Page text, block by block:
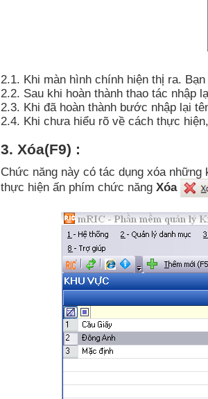
2.1. Khi màn hình chính hiện thị ra.
2.2. Sau khi hoàn thành thao tác nhập
2.3. Khi đã hoàn thành bước nhập lại
2.4. Khi chưa hiểu rõ về cách thực
3. Xóa(F9) :
Chức năng này có tác dụng xóa
thực hiện ấn phím chức năng Xóa